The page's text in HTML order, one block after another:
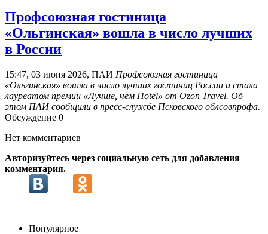
Профсоюзная гостиница
«Ольгинская» вошла в число лучших
в России
15:47, 03 июня 2026, ПАИ Профсоюзная гостиница
«Ольгинская» вошла в число лучших гостиниц России и стала
лауреатом премии «Лучше, чем Hotel» от Ozon Travel. Об
этом ПАИ сообщили в пресс-службе Псковского облсовпрофа.
Обсуждение 0
Нет комментариев
Авторизуйтесь через социальную сеть для добавления
комментария.
Популярное